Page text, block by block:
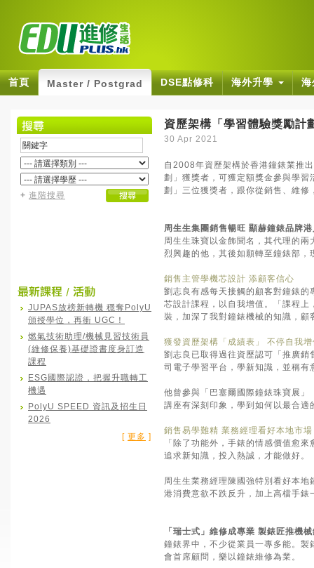
首頁 Master / Postgrad DSE點修科 海外升學
+ 進階搜尋
JUPAS放榜新轉機 穩奪PolyU
頒授學位，再衝 UGC！
燃氣技術助理/機械見習技術員
(維修保養)基礎證書度身訂造
課程
ESG國際認證，把握升職轉工
機遇
PolyU SPEED 資訊及招生日
2026
[ 更多 ]
資歷架構「學習體驗獎勵計
30 Apr 2021
自2008年資歷架構於香港鐘錶業推
劃」獲獎者，可獲定額獎金參與學
劃」三位獲獎者，跟你從銷售、維修
周生生集團銷售暢旺 顯赫鐘錶品牌
周生生珠寶以金飾聞名，其代理的
烈興趣的他，其後如願轉至鐘錶部，
銷售主管學機芯設計 添顧客信心
劉志良有感每天接觸的顧客對鐘錶
芯設計課程，以自我增值。「課程
裝，加深了我對鐘錶機械的知識，顧
獲發資歷架構「成績表」 不停自我
劉志良已取得過往資歷認可「推廣
司電子學習平台，學新知識，並稱有
他曾參與「巴塞爾國際鐘錶珠寶展
講座有深刻印象，學到如何以最合
銷售易學難精 業務經理看好本地市場
「除了功能外，手錶的情感價值愈
追求新知識，投入熱誠，才能做好。
周生生業務經理陳國強特別看好本
港消費意欲不跌反升，加上高檔手
「瑞士式」維修成專業 製錶匠推機
鐘錶界中，不少從業員一專多能。
會首席顧問，樂以鐘錶維修為業。